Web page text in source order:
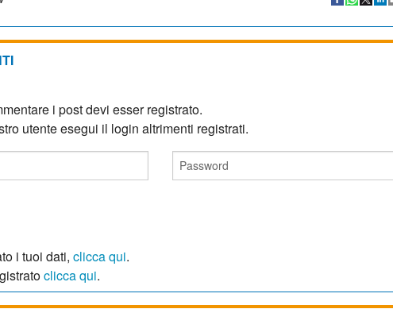
i post devi esser registrato.
utente esegui il login altrimenti registrati.
i tuoi dati, clicca qui.
clicca qui.